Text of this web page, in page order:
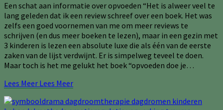
Een schat aan informatie over opvoeden “Het is alweer veel te
lang geleden dat ik een review schreef over een boek. Het was
zelfs een goed voornemen van me om meer reviews te
schrijven (en dus meer boeken te lezen), maar in een gezin met
3 kinderen is lezen een absolute luxe die als één van de eerste
zaken van de lijst verdwijnt. Er is simpelweg teveel te doen.
Maar toch is het me gelukt het boek “opvoeden doe je…
Lees Meer Lees Meer